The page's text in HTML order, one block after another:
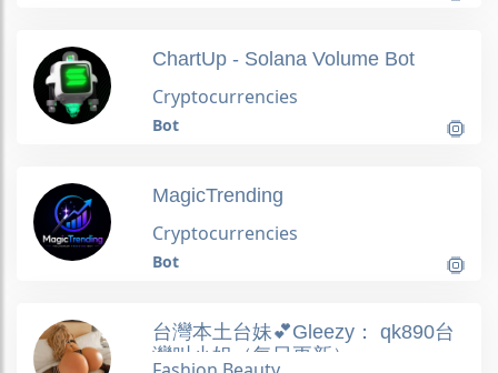
ChartUp - Solana Volume Bot
Cryptocurrencies
Bot
MagicTrending
Cryptocurrencies
Bot
台灣本土台妹💕Gleezy： qk890台
灣叫小姐（每日更新）